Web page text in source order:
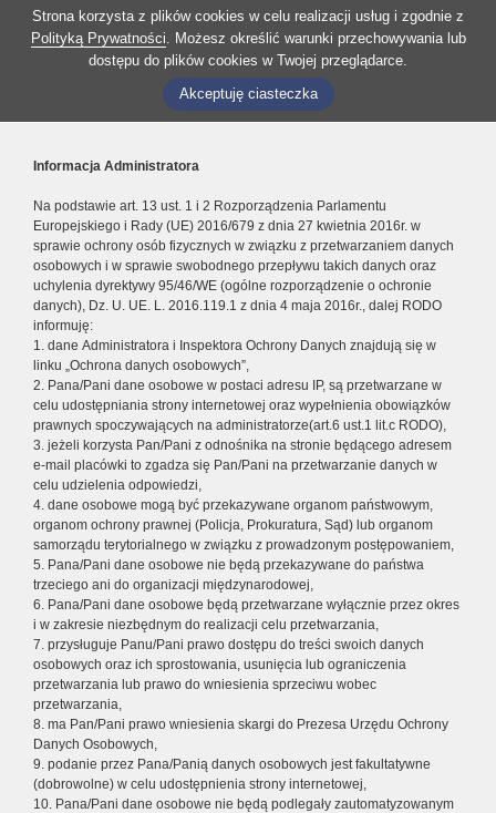
Strona korzysta z plików cookies w celu realizacji usług i zgodnie z
Polityką Prywatności. Możesz określić warunki przechowywania lub
dostępu do plików cookies w Twojej przeglądarce.
Akceptuję ciasteczka
Informacja Administratora
Na podstawie art. 13 ust. 1 i 2 Rozporządzenia Parlamentu
Europejskiego i Rady (UE) 2016/679 z dnia 27 kwietnia 2016r. w
sprawie ochrony osób fizycznych w związku z przetwarzaniem danych
osobowych i w sprawie swobodnego przepływu takich danych oraz
uchylenia dyrektywy 95/46/WE (ogólne rozporządzenie o ochronie
danych), Dz. U. UE. L. 2016.119.1 z dnia 4 maja 2016r., dalej RODO
informuję:
1. dane Administratora i Inspektora Ochrony Danych znajdują się w
linku „Ochrona danych osobowych”,
2. Pana/Pani dane osobowe w postaci adresu IP, są przetwarzane w
celu udostępniania strony internetowej oraz wypełnienia obowiązków
prawnych spoczywających na administratorze(art.6 ust.1 lit.c RODO),
3. jeżeli korzysta Pan/Pani z odnośnika na stronie będącego adresem
e-mail placówki to zgadza się Pan/Pani na przetwarzanie danych w
celu udzielenia odpowiedzi,
4. dane osobowe mogą być przekazywane organom państwowym,
organom ochrony prawnej (Policja, Prokuratura, Sąd) lub organom
samorządu terytorialnego w związku z prowadzonym postępowaniem,
5. Pana/Pani dane osobowe nie będą przekazywane do państwa
trzeciego ani do organizacji międzynarodowej,
6. Pana/Pani dane osobowe będą przetwarzane wyłącznie przez okres
i w zakresie niezbędnym do realizacji celu przetwarzania,
7. przysługuje Panu/Pani prawo dostępu do treści swoich danych
osobowych oraz ich sprostowania, usunięcia lub ograniczenia
przetwarzania lub prawo do wniesienia sprzeciwu wobec
przetwarzania,
8. ma Pan/Pani prawo wniesienia skargi do Prezesa Urzędu Ochrony
Danych Osobowych,
9. podanie przez Pana/Panią danych osobowych jest fakultatywne
(dobrowolne) w celu udostępnienia strony internetowej,
10. Pana/Pani dane osobowe nie będą podlegały zautomatyzowanym